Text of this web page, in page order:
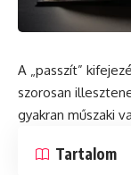
A „passzít”
szorosan
gyakran műszaki
Tartalom